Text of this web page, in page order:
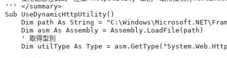
''' </summary>
Sub UseDynamicHttpUtility()
Dim path As String =
    Dim asm As Assembly = Assembly.LoadFile(path)
    ' 取得型別
Dim utilType As Type =